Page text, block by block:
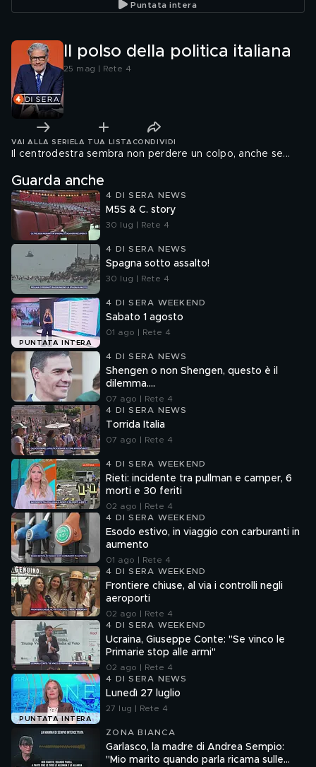
Puntata intera
Il polso della politica italiana
25 mag | Rete 4
VAI ALLA SERIE LA TUA LISTA CONDIVIDI
Il centrodestra sembra non perdere un colpo, anche se...
Guarda anche
4 DI SERA NEWS
M5S & C. story
30 lug | Rete 4
4 DI SERA NEWS
Spagna sotto assalto!
30 lug | Rete 4
PUNTATA INTERA
4 DI SERA WEEKEND
Sabato 1 agosto
01 ago | Rete 4
4 DI SERA NEWS
Shengen o non Shengen, questo è il
dilemma....
07 ago | Rete 4
4 DI SERA NEWS
Torrida Italia
07 ago | Rete 4
4 DI SERA WEEKEND
Rieti: incidente tra pullman e camper, 6
morti e 30 feriti
02 ago | Rete 4
4 DI SERA WEEKEND
Esodo estivo, in viaggio con carburanti in
aumento
01 ago | Rete 4
4 DI SERA WEEKEND
Frontiere chiuse, al via i controlli negli
aeroporti
02 ago | Rete 4
4 DI SERA WEEKEND
Ucraina, Giuseppe Conte: "Se vinco le
Primarie stop alle armi"
02 ago | Rete 4
PUNTATA INTERA
4 DI SERA NEWS
Lunedì 27 luglio
27 lug | Rete 4
ZONA BIANCA
Garlasco, la madre di Andrea Sempio:
"Mio marito quando parla ricama sulle